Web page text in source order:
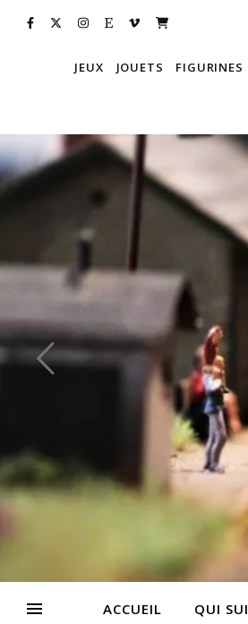
JEUX JOUETS FIGURINES
ACCUEIL QUI